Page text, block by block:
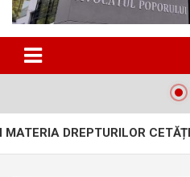
DREPTURILOR CETĂȚENILOR